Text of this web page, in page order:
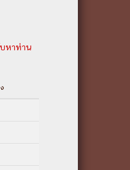
บหาท่าน